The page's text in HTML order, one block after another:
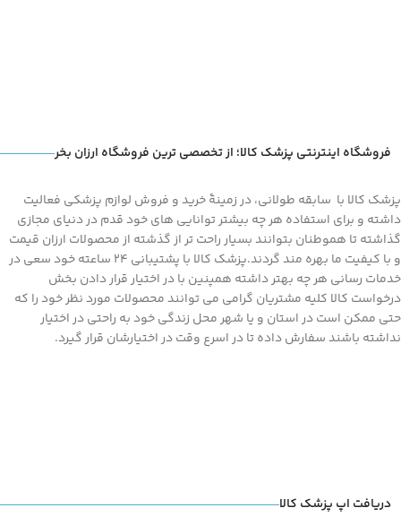
فروشگاه اینترنتی پزشک کالا؛ از تخصصی ترین فروشگاه ارزان بخر
پزشک کالا با سابقه طولانی، در زمینۀ خرید و فروش لوازم پزشکی فعالیت
داشته و برای استفاده هر چه بیشتر توانایی های خود قدم در دنیای مجازی
گذاشته تا هموطنان بتوانند بسیار راحت تر از گذشته از محصولات ارزان قیمت
و با کیفیت ما بهره مند گردند.پزشک کالا با پشتیبانی 24 ساعته خود سعی در
خدمات رسانی هر چه بهتر داشته همپنین با در اختیار قرار دادن بخش
درخواست کالا کلیه مشتریان گرامی می توانند محصولات مورد نظر خود را که
حتی ممکن است در استان و یا شهر محل زندگی خود به راحتی در اختیار
نداشته باشند سفارش داده تا در اسرع وقت در اختیارشان قرار گیرد.
دریافت اپ پزشک کالا